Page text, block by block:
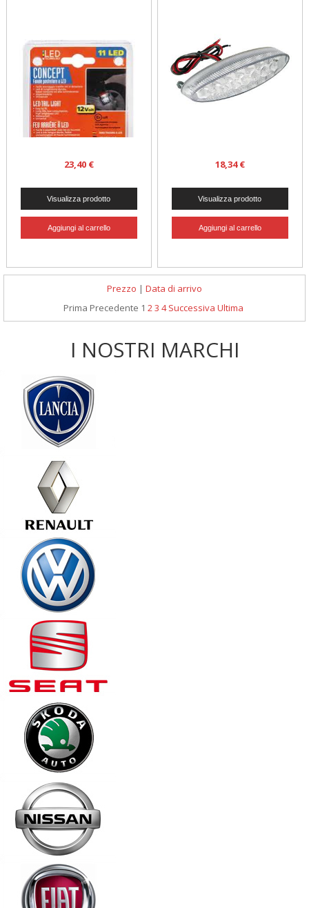
23,40 € 18,34 €
Prezzo | Data di arrivo
Prima Precedente 1 23 4 Successiva Ultima
I NOSTRI MARCHI